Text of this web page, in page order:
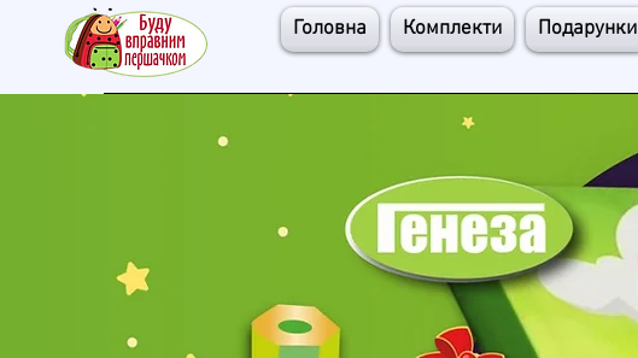
Головна Комплекти Подарунки